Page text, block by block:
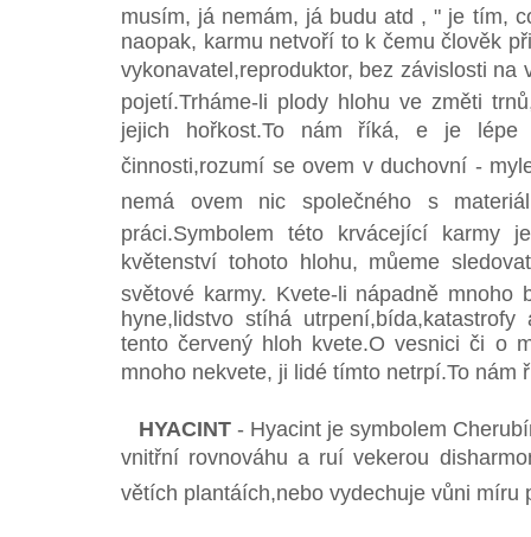
musím, já nemám, já budu atd , " je tím,
naopak, karmu netvoří to k čemu člověk
vykonavatel,reproduktor, bez závislosti na
pojetí.Trháme-li plody hlohu ve změti
jejich hořkost.To nám říká, e je
činnosti,rozumí se ovem v duchovní -
nemá ovem nic společného s
práci.Symbolem této krvácející karmy
květenství tohoto hlohu, můeme
světové karmy. Kvete-li nápadně mnoho
hyne,lidstvo stíhá
tento červený hloh kvete.O vesnici či o
mnoho nekvete, ji lidé tímto netrpí.To nám
HYACINT - Hyacint je symbolem
vnitřní rovnováhu a ruí vekerou
větích plantáích,nebo vydechuje vůni míru